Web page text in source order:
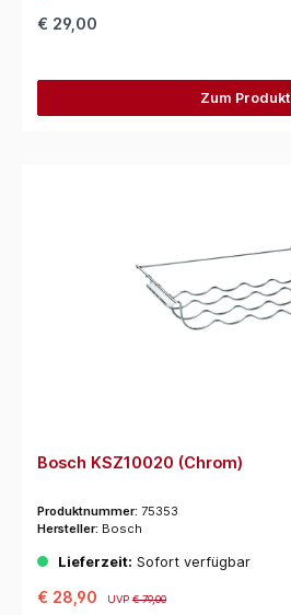
€ 29,00
Zum Produkt
Bosch KSZ10020 (Chrom)
Produktnummer: 75353
Hersteller: Bosch
Lieferzeit: Sofort verfügbar
€ 28,90 UVP€ 79,00